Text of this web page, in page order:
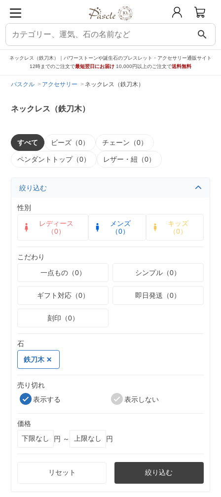
search
ネックレス（鉄刀木）｜パワーストーンや誕生石のブレスレット・アクセサリー通販サイト
12時までのご注文で最短翌日にお届け 10,000円以上のご注文で送料無料
パスクル アクセサリー ネックレス（鉄刀木）
ネックレス（鉄刀木）
すべて ビーズ（0） チェーン（0）
ペンダントトップ（0） レザー・紐（0）
絞り込む
性別
レディース
（0）
メンズ
（0）
キッズ
（0）
こだわり
一点もの（0）
シンプル（0）
ギフト対応（0） 即日発送（0）
刻印（0）
石
鉄刀木
売り切れ
表示する
表示しない
価格
円 ～
円
リセット 絞り込む